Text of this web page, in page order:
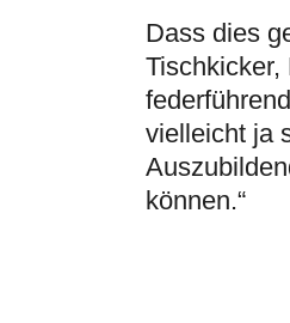
Dass dies
vielleicht ja
können.“